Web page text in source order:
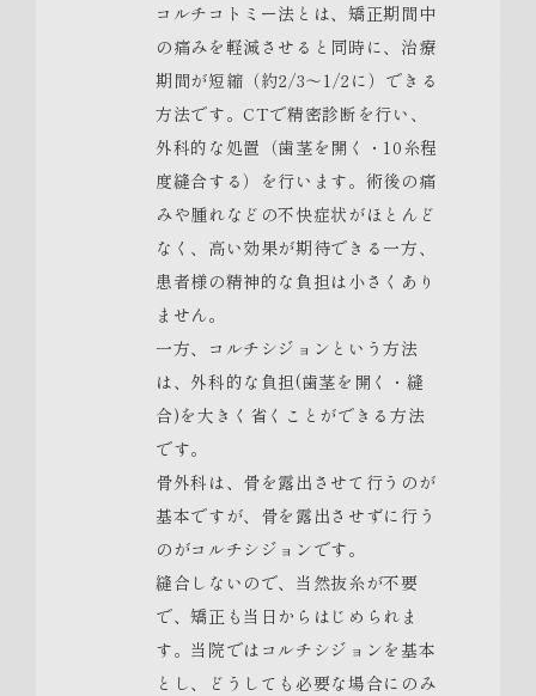
コルチコトミー法とは、矯正期間中
の痛みを軽減させると同時に、治療
期間が短縮（約2/3～1/2に）できる
方法です。CTで精密診断を行い、
外科的な処置（歯茎を開く・10糸程
度縫合する）を行います。術後の痛
みや腫れなどの不快症状がほとんど
なく、高い効果が期待できる一方、
患者様の精神的な負担は小さくあり
ません。
一方、コルチシジョンという方法
は、外科的な負担(歯茎を開く・縫
合)を大きく省くことができる方法
です。
骨外科は、骨を露出させて行うのが
基本ですが、骨を露出させずに行う
のがコルチシジョンです。
縫合しないので、当然抜糸が不要
で、矯正も当日からはじめられま
す。当院ではコルチシジョンを基本
とし、どうしても必要な場合にのみ